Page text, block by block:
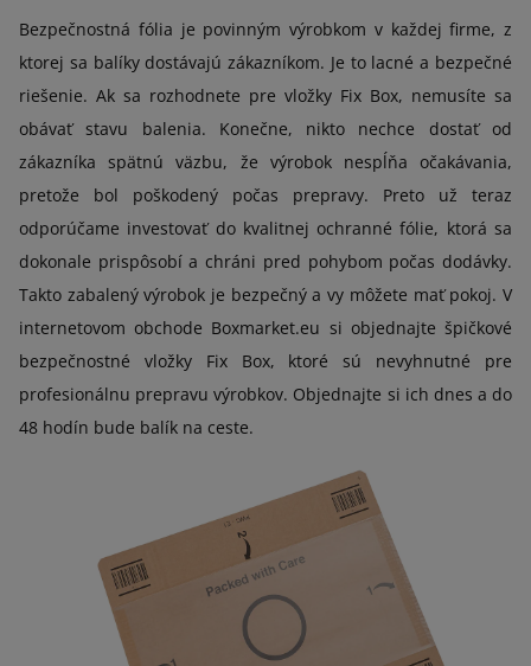
Bezpečnostná fólia je povinným výrobkom v každej firme, z
ktorej sa balíky dostávajú zákazníkom. Je to lacné a bezpečné
riešenie. Ak sa rozhodnete pre vložky Fix Box, nemusíte sa
obávať stavu balenia. Konečne, nikto nechce dostať od
zákazníka spätnú väzbu, že výrobok nespĺňa očakávania,
pretože bol poškodený počas prepravy. Preto už teraz
odporúčame investovať do kvalitnej ochranné fólie, ktorá sa
dokonale prispôsobí a chráni pred pohybom počas dodávky.
Takto zabalený výrobok je bezpečný a vy môžete mať pokoj. V
internetovom obchode Boxmarket.eu si objednajte špičkové
bezpečnostné vložky Fix Box, ktoré sú nevyhnutné pre
profesionálnu prepravu výrobkov. Objednajte si ich dnes a do
48 hodín bude balík na ceste.